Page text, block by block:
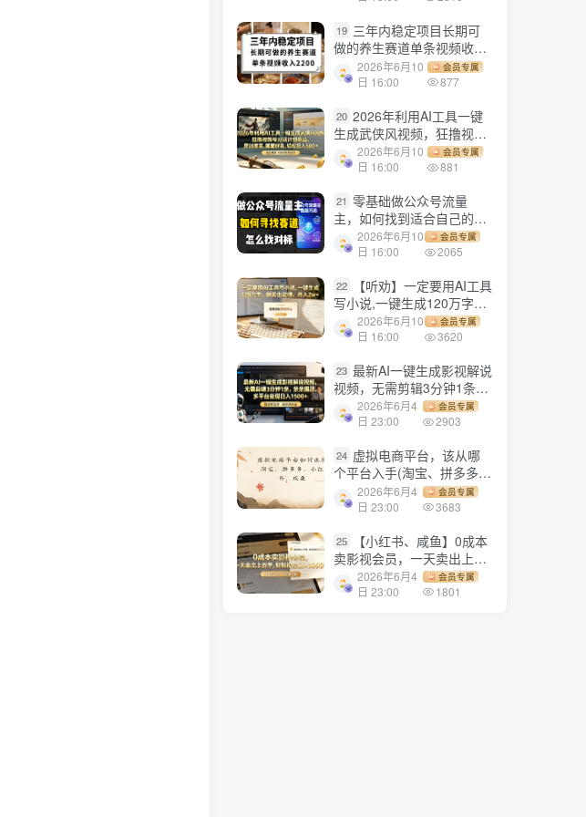
19 三年内稳定项目长期可
做的养生赛道单条视频收入
22002026年6月10
日 16:00
会员专属
877
20 2026年利用AI工具一键
生成武侠风视频，狂撸视频
号分成计划收益，原创度
高，画面好看，轻松日入
2026年6月10
日 16:00
会员专属
881
21 零基础做公众号流量
主，如何找到适合自己的赛
道
2026年6月10
日 16:00
会员专属
2065
22
【听劝】一定要用AI工具
写小说,一键生成120万字，
躺着也能赚，月入2w+
2026年6月10
日 16:00
会员专属
3620
23 最新AI一键生成影视解说
视频，无需剪辑3分钟1条，
条条爆款，多平台变现日入
1500+
2026年6月4
日 23:00
会员专属
2903
24 虚拟电商平台，该从哪
个平台入手(淘宝、拼多多、
小红书)全攻略日入1000！
2026年6月4
日 23:00
会员专属
3683
25
【小红书、咸鱼】0成本
卖影视会员，一天卖出上百
单，轻轻松松日入1000+
2026年6月4
日 23:00
会员专属
1801